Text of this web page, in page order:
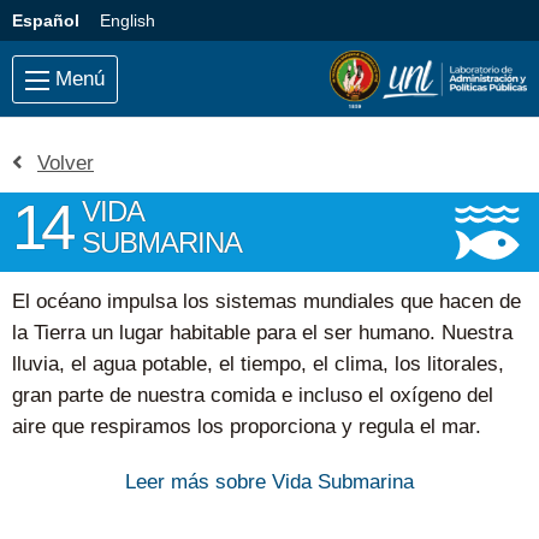
Saltar al contenido principal
Idioma:
Español English
Menú
Volver
14 VIDA
SUBMARINA
El océano impulsa los sistemas mundiales que hacen de
la Tierra un lugar habitable para el ser humano. Nuestra
lluvia, el agua potable, el tiempo, el clima, los litorales,
gran parte de nuestra comida e incluso el oxígeno del
aire que respiramos los proporciona y regula el mar.
Una gestión cuidadosa de esterecurso mundial esencial
Leer más sobre Vida Submarina